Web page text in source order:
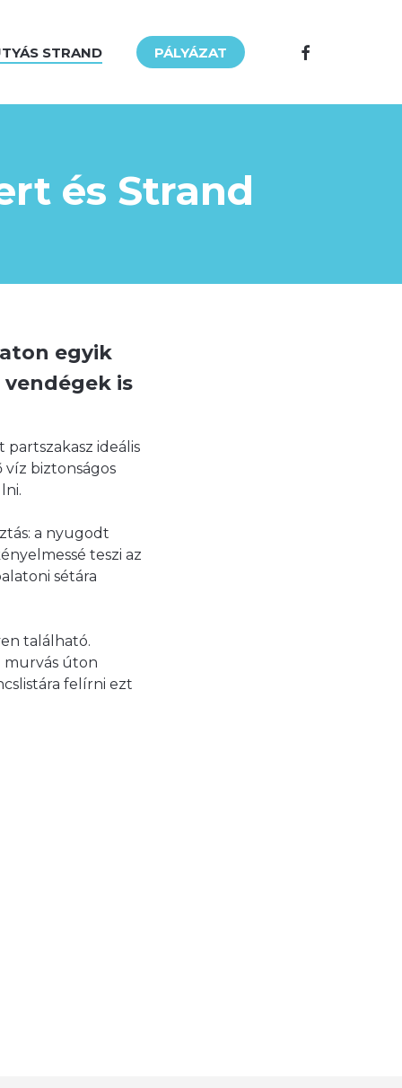
STRAND PÁLYÁZAT FACEBOOK
és Strand
egyik
is
ideális
víz biztonságos
a nyugodt
teszi az
sétára
található.
murvás úton
felírni ezt